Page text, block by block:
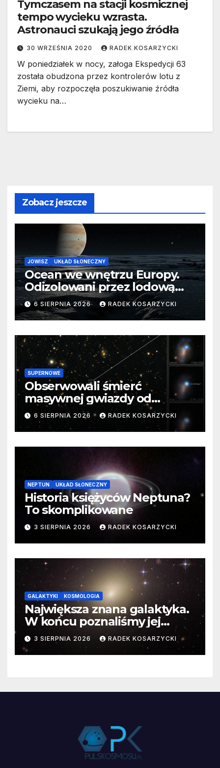
Tymczasem na stacji kosmicznej
tempo wycieku wzrasta.
Astronauci szukają jego źródła
30 WRZEŚNIA 2020 RADEK KOSARZYCKI
W poniedziałek w nocy, załoga Ekspedycji 63
została obudzona przez kontrolerów lotu z
Ziemi, aby rozpoczęła poszukiwanie źródła
wycieku na…
Zobacz jeszcze
JOWISZ UKŁAD SŁONECZNY
Ocean we wnętrzu Europy.
Odizolowani przez lodową
barierę
6 SIERPNIA 2026 RADEK KOSARZYCKI
SUPERNOWE
Obserwowali śmierć
masywnej gwiazdy od
samego początku. Niezwykle
cenne dane
6 SIERPNIA 2026 RADEK KOSARZYCKI
NEPTUN UKŁAD SŁONECZNY
Historia księżyców Neptuna?
To skomplikowane
3 SIERPNIA 2026 RADEK KOSARZYCKI
GALAKTYKI KOSMOLOGIA
Największa znana galaktyka.
W końcu poznaliśmy jej
faktyczne wymiary
3 SIERPNIA 2026 RADEK KOSARZYCKI